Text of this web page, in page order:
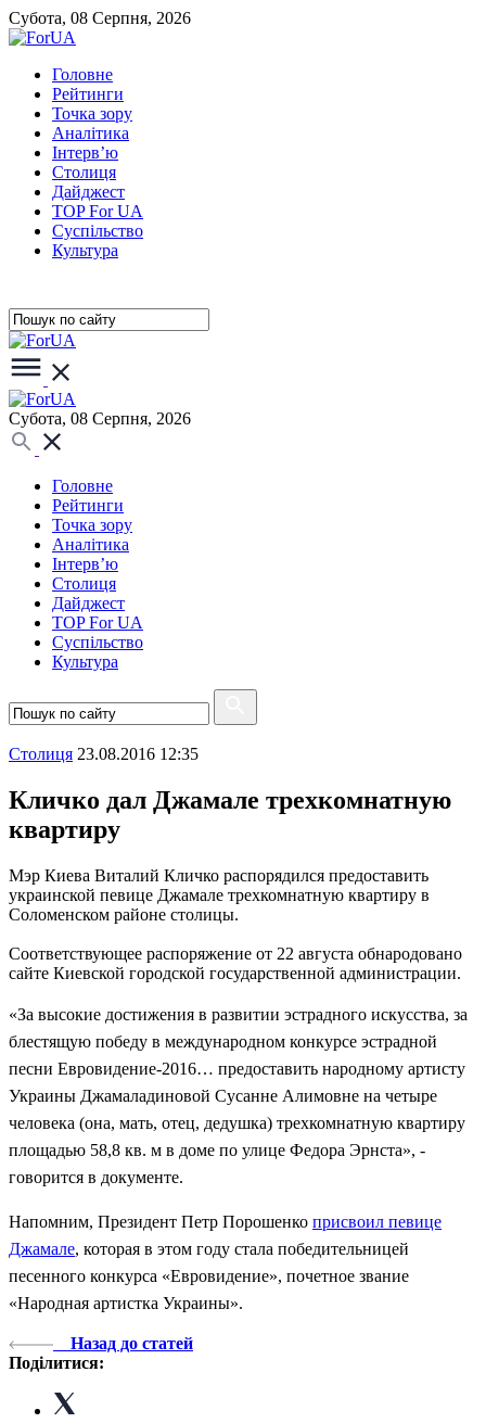
Субота, 08 Серпня, 2026
Головне
Рейтинги
Точка зору
Аналітика
Інтерв’ю
Столиця
Дайджест
TOP For UA
Суспiльство
Культура
Субота, 08 Серпня, 2026
Головне
Рейтинги
Точка зору
Аналітика
Інтерв’ю
Столиця
Дайджест
TOP For UA
Суспiльство
Культура
Столиця 23.08.2016 12:35
Кличко дал Джамале трехкомнатную
квартиру
Мэр Киева Виталий Кличко распорядился предоставить
украинской певице Джамале трехкомнатную квартиру в
Соломенском районе столицы.
Соответствующее распоряжение от 22 августа обнародовано
сайте Киевской городской государственной администрации.
«За высокие достижения в развитии эстрадного искусства, за
блестящую победу в международном конкурсе эстрадной
песни Евровидение-2016… предоставить народному артисту
Украины Джамаладиновой Сусанне Алимовне на четыре
человека (она, мать, отец, дедушка) трехкомнатную квартиру
площадью 58,8 кв. м в доме по улице Федора Эрнста», -
говорится в документе.
Напомним, Президент Петр Порошенко присвоил певице
Джамале, которая в этом году стала победительницей
песенного конкурса «Евровидение», почетное звание
«Народная артистка Украины».
Назад до статей
Поділитися: